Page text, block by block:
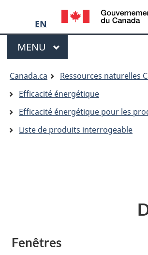
Language
selection
EN
Menu
MENU PRINCIPAL
Vous
êtes
ici:
Canada.ca
Ressources naturelles
Efficacité énergétique
Efficacité énergétique pour les
Liste de produits interrogeable
Fenêtres